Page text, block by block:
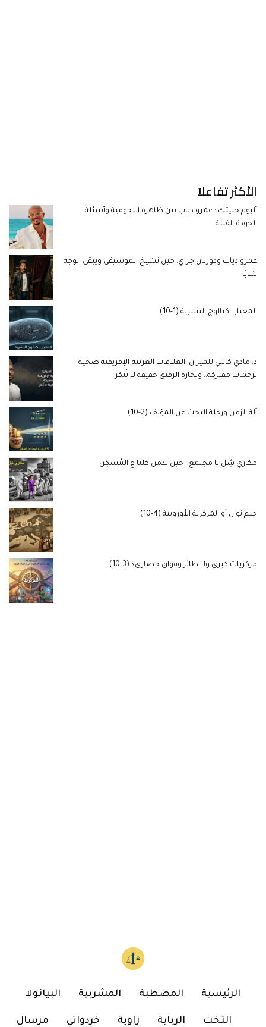
الأكثر تفاعلاً
ألبوم حبيتك : عمرو دياب بين ظاهرة النجومية وأسئلة
الجودة الفنية
عمرو دياب ودوريان جراي: حين تشيخ الموسيقى ويبقى الوجه
شابًا
المعيار.. كتالوج البشرية (1-10)
د. مادي كانتي للميزان: العلاقات العربية-الإفريقية ضحية
ترجمات مفبركة.. وتجارة الرقيق حقيقة لا تُنكر
آلة الزمن ورحلة البحث عن المؤلف (2-10)
مكاري شِل يا مجتمع.. حين ندمن كلنا ع المُسَكِن
حلم نوال أو المركزية الأوروبية (4-10)
مركزيات كبرى ولا طائر وقواق حضاري؟ (3-10)
الرئيسية المصطبة المشربية البيانولا
التخت الربابة زاوية خردواتي مرسال